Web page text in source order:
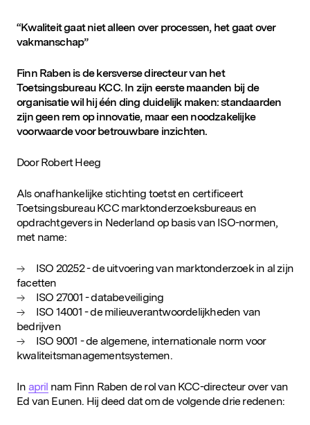
SLUIT JE AAN
“Kwaliteit gaat niet alleen over processen, het gaat over
vakmanschap”
Finn Raben is de kersverse directeur van het
Toetsingsbureau KCC. In zijn eerste maanden bij de
organisatie wil hij één ding duidelijk maken: standaarden
zijn geen rem op innovatie, maar een noodzakelijke
voorwaarde voor betrouwbare inzichten.
Door Robert Heeg
Als onafhankelijke stichting toetst en certificeert
Toetsingsbureau KCC marktonderzoeksbureaus en
opdrachtgevers in Nederland op basis van ISO-normen,
met name:
ISO 20252 - de uitvoering van marktonderzoek in al zijn
facetten
ISO 27001 - databeveiliging
ISO 14001 - de milieuverantwoordelijkheden van
bedrijven
ISO 9001 - de algemene, internationale norm voor
kwaliteitsmanagementsystemen.
In april nam Finn Raben de rol van KCC-directeur over van
Ed van Eunen. Hij deed dat om de volgende drie redenen: